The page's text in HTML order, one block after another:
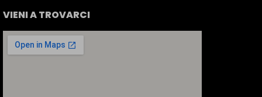
VIENI A TROVARCI